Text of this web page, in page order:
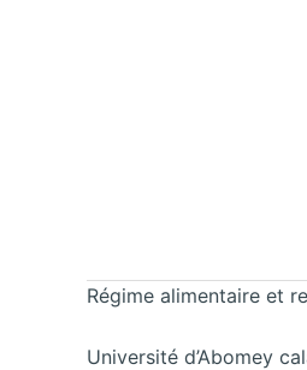
Régime alimentaire et
Université d’Abomey